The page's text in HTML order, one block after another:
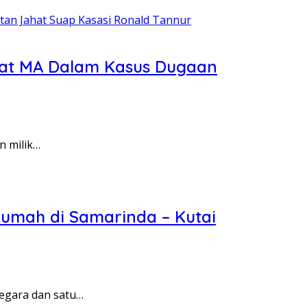
MA Dalam Kasus Dugaan
milik…
di Samarinda – Kutai
dan satu…